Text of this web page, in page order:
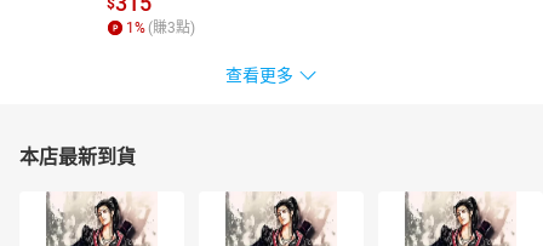
1% (賺3點)
查看更多
本店最新到貨